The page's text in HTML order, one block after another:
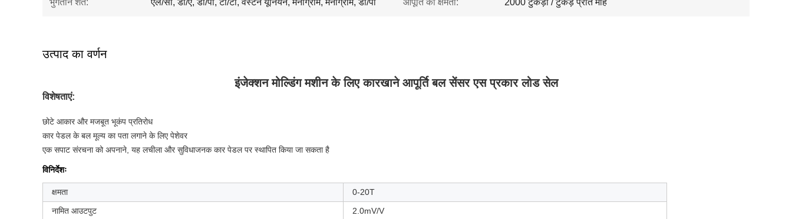
भुगतान शर्तें: एल/सी, डी/ए, डी/पी, टी/टी, वेस्टर्न यूनियन, मनीग्राम, मनीग्राम, डी/पी आपूर्ति की क्षमता: 2000 टुकड़ा / टुकड़े प्रति माह
उत्पाद का वर्णन
इंजेक्शन मोल्डिंग मशीन के लिए कारखाने आपूर्ति बल सेंसर एस प्रकार लोड सेल
विशेषताएं:
छोटे आकार और मजबूत भूकंप प्रतिरोध
कार पेडल के बल मूल्य का पता लगाने के लिए पेशेवर
एक सपाट संरचना को अपनाने, यह लचीला और सुविधाजनक कार पेडल पर स्थापित किया जा सकता है
विनिर्देशः
क्षमता
0-20T
नामित आउटपुट
2.0mV/V